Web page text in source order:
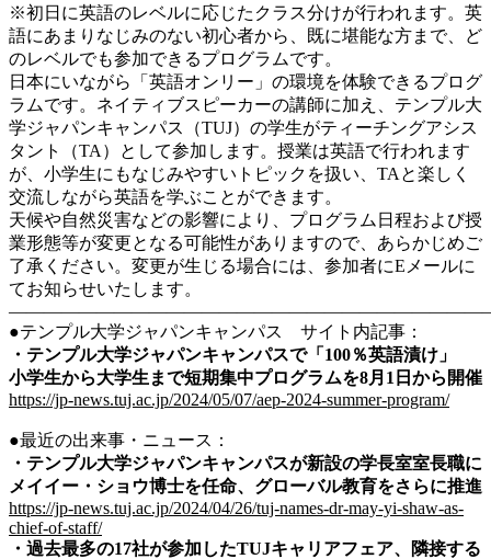
※初日に英語のレベルに応じたクラス分けが行われます。英
語にあまりなじみのない初心者から、既に堪能な方まで、ど
のレベルでも参加できるプログラムです。
日本にいながら「英語オンリー」の環境を体験できるプログ
ラムです。ネイティブスピーカーの講師に加え、テンプル大
学ジャパンキャンパス（TUJ）の学生がティーチングアシス
タント（TA）として参加します。授業は英語で行われます
が、小学生にもなじみやすいトピックを扱い、TAと楽しく
交流しながら英語を学ぶことができます。
天候や自然災害などの影響により、プログラム日程および授
業形態等が変更となる可能性がありますので、あらかじめご
了承ください。変更が生じる場合には、参加者にEメールに
てお知らせいたします。
●テンプル大学ジャパンキャンパス サイト内記事：
・テンプル大学ジャパンキャンパスで「100％英語漬け」
小学生から大学生まで短期集中プログラムを8月1日から開催
https://jp-news.tuj.ac.jp/2024/05/07/aep-2024-summer-program/
●最近の出来事・ニュース：
・テンプル大学ジャパンキャンパスが新設の学長室室長職に
メイイー・ショウ博士を任命、グローバル教育をさらに推進
https://jp-news.tuj.ac.jp/2024/04/26/tuj-names-dr-may-yi-shaw-as-
chief-of-staff/
・ 過去最多の17社が参加したTUJキャリアフェア、隣接する